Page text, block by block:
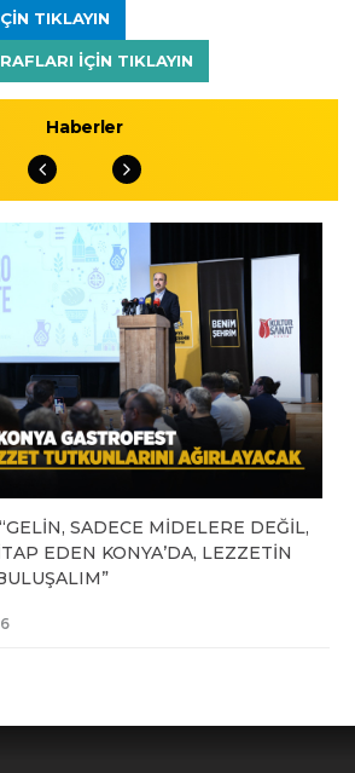
TIKLAYIN
IÇIN TIKLAYIN
Haberler
SADECE MİDELERE DEĞİL,
EDEN KONYA’DA, LEZZETİN